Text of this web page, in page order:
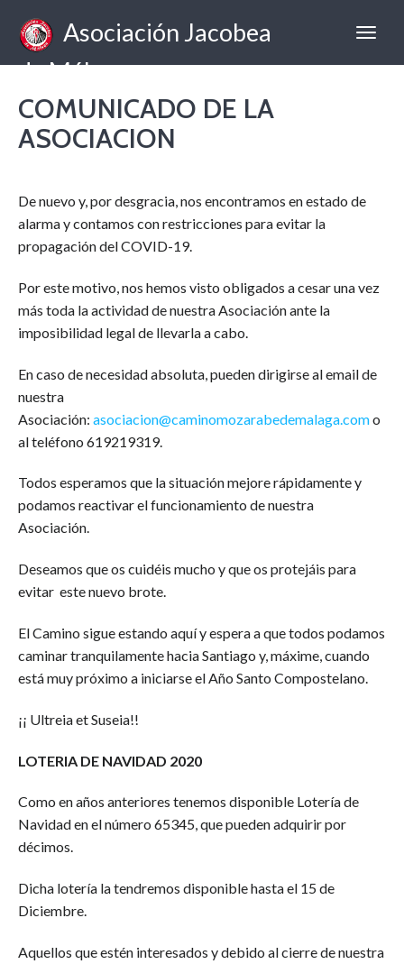
Asociación Jacobea
de Málaga
COMUNICADO DE LA
ASOCIACION
De nuevo y, por desgracia, nos encontramos en estado de
alarma y contamos con restricciones para evitar la
propagación del COVID-19.
Por este motivo, nos hemos visto obligados a cesar una vez
más toda la actividad de nuestra Asociación ante la
imposibilidad legal de llevarla a cabo.
En caso de necesidad absoluta, pueden dirigirse al email de
nuestra
Asociación: asociacion@caminomozarabedemalaga.como
al teléfono 619219319.
Todos esperamos que la situación mejore rápidamente y
podamos reactivar el funcionamiento de nuestra
Asociación.
Deseamos que os cuidéis mucho y que os protejáis para
evitar este nuevo brote.
El Camino sigue estando aquí y espera a que todos podamos
caminar tranquilamente hacia Santiago y, máxime, cuando
está muy próximo a iniciarse el Año Santo Compostelano.
¡¡ Ultreia et Suseia!!
LOTERIA DE NAVIDAD 2020
Como en años anteriores tenemos disponible Lotería de
Navidad en el número 65345, que pueden adquirir por
décimos.
Dicha lotería la tendremos disponible hasta el 15 de
Diciembre.
Aquellos que estén interesados y debido al cierre de nuestra